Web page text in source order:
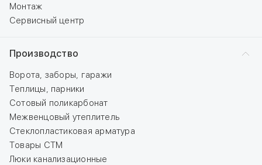
Монтаж
Сервисный центр
Производство
Ворота, заборы, гаражи
Теплицы, парники
Сотовый поликарбонат
Межвенцовый утеплитель
Стеклопластиковая арматура
Товары СТМ
Люки канализационные